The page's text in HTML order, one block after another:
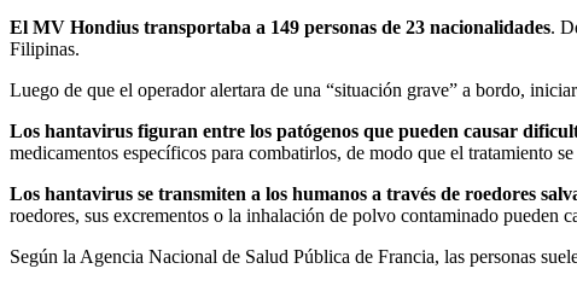
El MV Hondius transportaba a 149 personas de 23 nacionalidades.
Filipinas.
Luego de que el operador alertara de una “situación grave” a bordo,
Los hantavirus figuran entre los patógenos que pueden causar
medicamentos específicos para combatirlos, de modo que el tratamiento
Los hantavirus se transmiten a los humanos a través de roedores
roedores, sus excrementos o la inhalación de polvo contaminado pueden
Según la Agencia Nacional de Salud Pública de Francia, las personas